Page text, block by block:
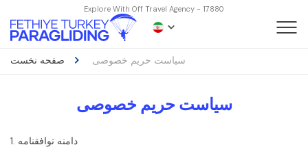
Explore With Off Travel Agency - 17880
صفحه نخست سیاست حریم خصوصی
سیاست حریم خصوصی
1. دامنه توافقنامه